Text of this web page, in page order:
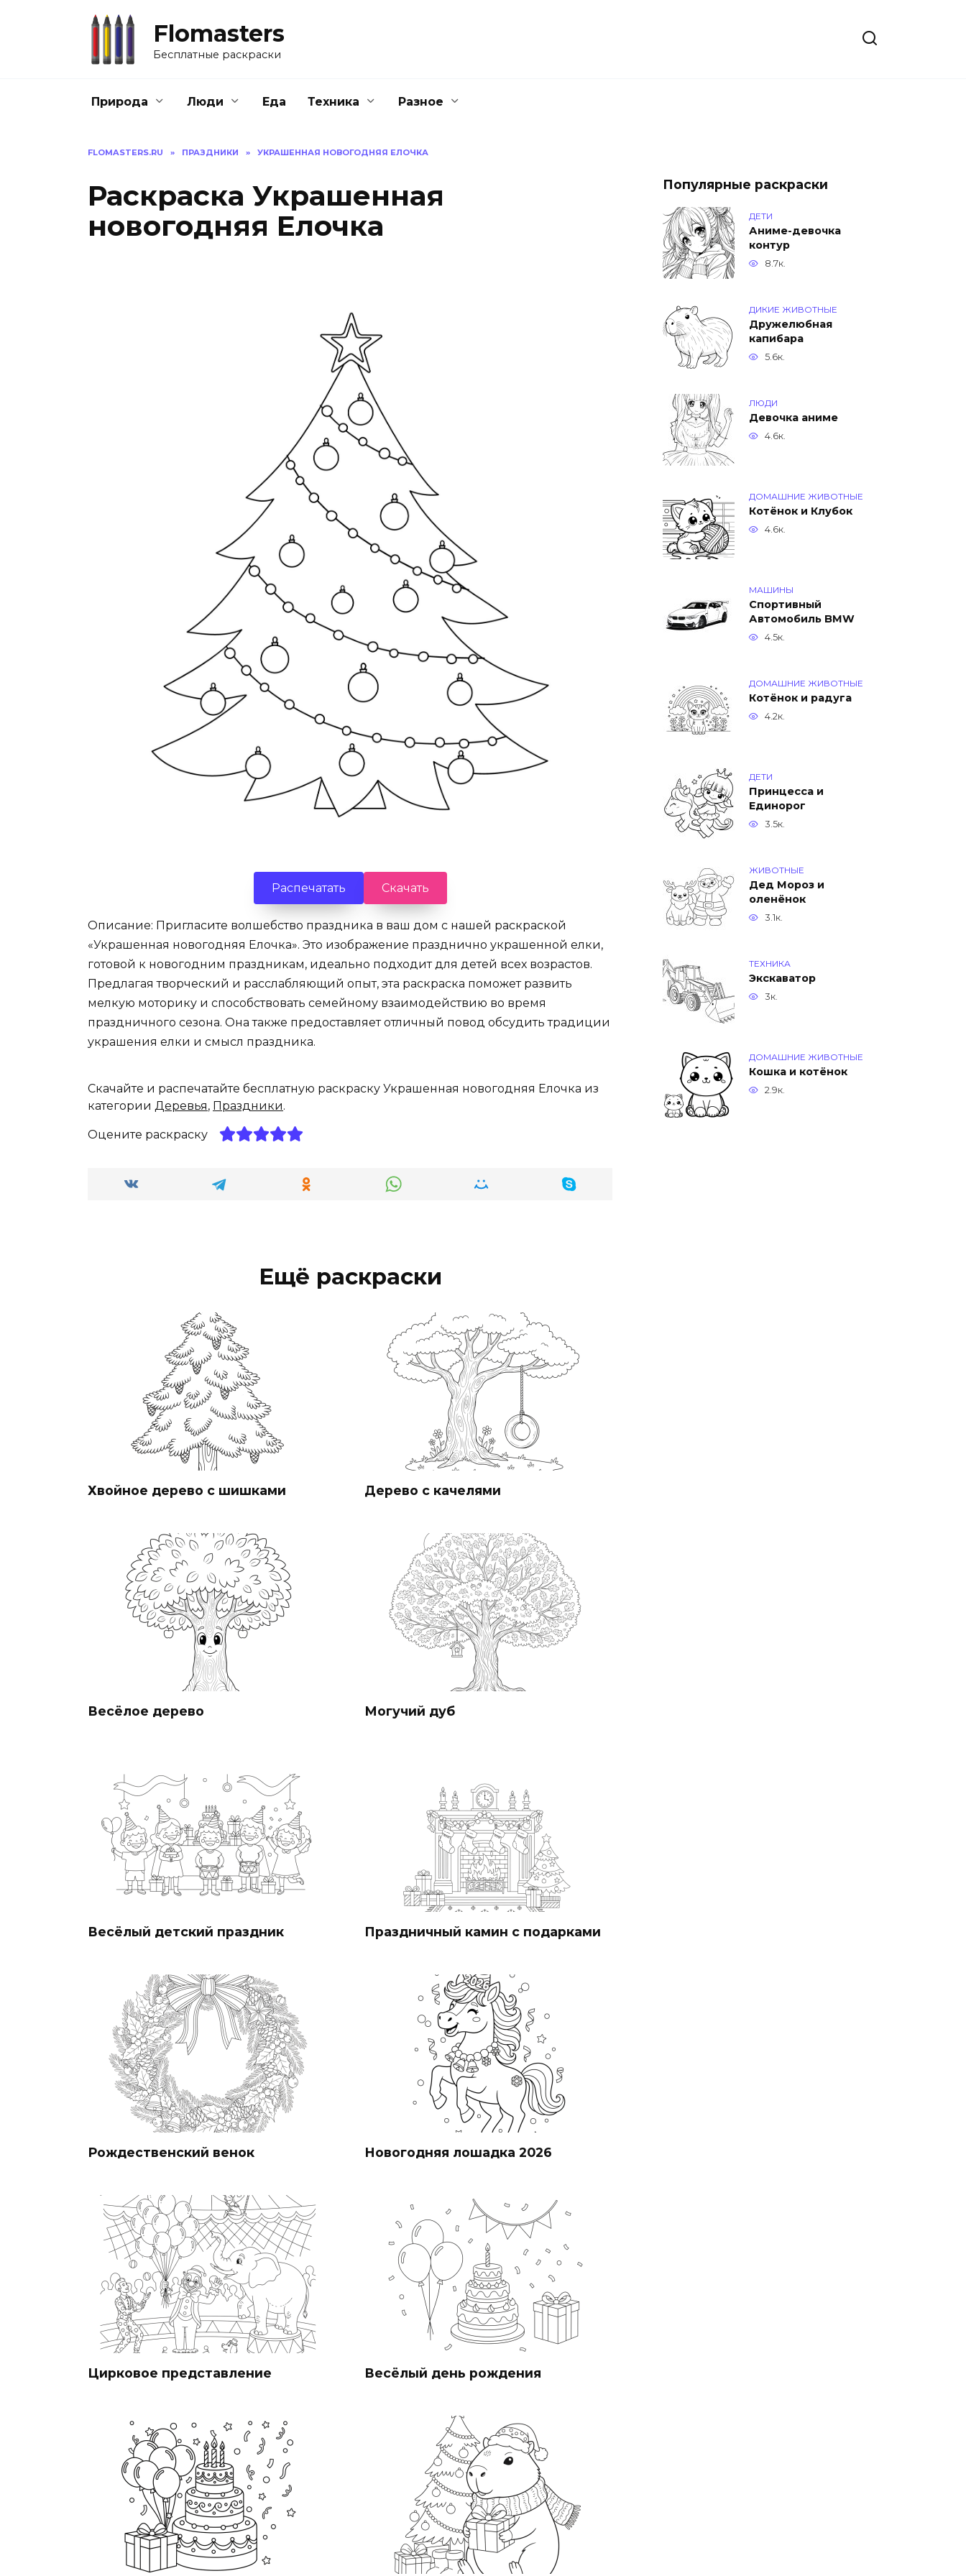
Flomasters
Бесплатные раскраски
Природа Люди Еда Техника Разное
FLOMASTERS.RU » ПРАЗДНИКИ » УКРАШЕННАЯ НОВОГОДНЯЯ ЕЛОЧКА
Раскраска Украшенная
новогодняя Елочка
Распечатать Скачать
Описание: Пригласите волшебство праздника в ваш дом с нашей раскраской
«Украшенная новогодняя Елочка». Это изображение празднично украшенной елки,
готовой к новогодним праздникам, идеально подходит для детей всех возрастов.
Предлагая творческий и расслабляющий опыт, эта раскраска поможет развить
мелкую моторику и способствовать семейному взаимодействию во время
праздничного сезона. Она также предоставляет отличный повод обсудить традиции
украшения елки и смысл праздника.
Скачайте и распечатайте бесплатную раскраску Украшенная новогодняя Елочка из
категории Деревья, Праздники.
Оцените раскраску
Ещё раскраски
Хвойное дерево с шишками Дерево с качелями
Весёлое дерево Могучий дуб
Весёлый детский праздник Праздничный камин с подарками
Рождественский венок Новогодняя лошадка 2026
Цирковое представление Весёлый день рождения
Популярные раскраски
ДЕТИ
Аниме-девочка
контур
8.7к.
ДИКИЕ ЖИВОТНЫЕ
Дружелюбная
капибара
5.6к.
ЛЮДИ
Девочка аниме
4.6к.
ДОМАШНИЕ ЖИВОТНЫЕ
Котёнок и Клубок
4.6к.
МАШИНЫ
Спортивный
Автомобиль BMW
4.5к.
ДОМАШНИЕ ЖИВОТНЫЕ
Котёнок и радуга
4.2к.
ДЕТИ
Принцесса и
Единорог
3.5к.
ЖИВОТНЫЕ
Дед Мороз и
оленёнок
3.1к.
ТЕХНИКА
Экскаватор
3к.
ДОМАШНИЕ ЖИВОТНЫЕ
Кошка и котёнок
2.9к.